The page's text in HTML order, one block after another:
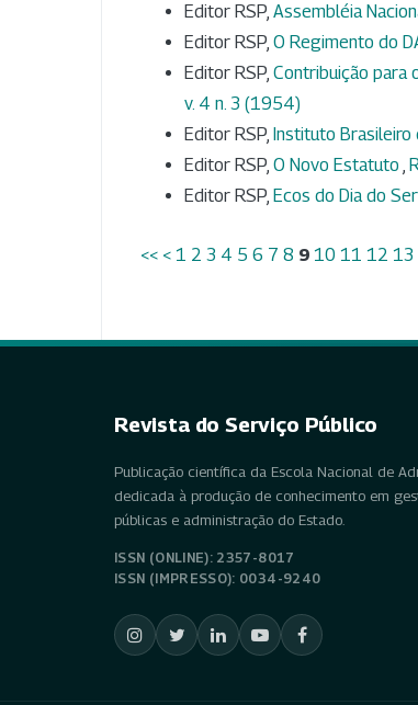
Editor RSP, Assembléia
Editor RSP, O Regimento do
Editor RSP, Contribuição para
v. 4 n. 3 (1954)
Editor RSP, Instituto Brasileiro
Editor RSP, O Novo Estatuto ,
Editor RSP, Ecos do Dia do
<< < 1 2 3 4 5 6 7 8 9 10 11 12 13
Revista do Serviço Público
Publicação científica da Escola Nacional de
dedicada à produção de conhecimento em
públicas e administração do Estado.
ISSN (ONLINE): 2357-8017
ISSN (IMPRESSO): 0034-9240